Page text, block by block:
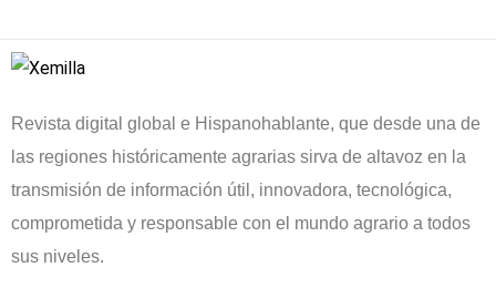
Revista digital global e Hispanohablante, que desde una de
las regiones históricamente agrarias sirva de altavoz en la
transmisión de información útil, innovadora, tecnológica,
comprometida y responsable con el mundo agrario a todos
sus niveles.